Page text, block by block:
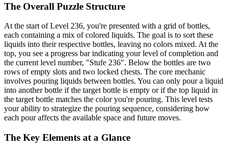
The Overall Puzzle Structure
At the start of Level 236, you're presented with a grid of bottles,
each containing a mix of colored liquids. The goal is to sort these
liquids into their respective bottles, leaving no colors mixed. At the
top, you see a progress bar indicating your level of completion and
the current level number, "Stufe 236". Below the bottles are two
rows of empty slots and two locked chests. The core mechanic
involves pouring liquids between bottles. You can only pour a liquid
into another bottle if the target bottle is empty or if the top liquid in
the target bottle matches the color you're pouring. This level tests
your ability to strategize the pouring sequence, considering how
each pour affects the available space and future moves.
The Key Elements at a Glance